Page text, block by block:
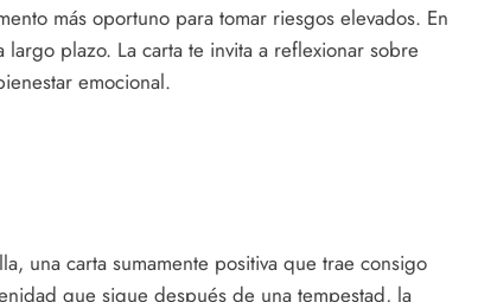
más oportuno para tomar riesgos elevados. En
plazo. La carta te invita a reflexionar sobre
emocional.
una carta sumamente positiva que trae consigo
que sigue después de una tempestad, la